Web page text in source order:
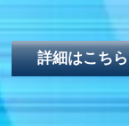
詳細はこちら